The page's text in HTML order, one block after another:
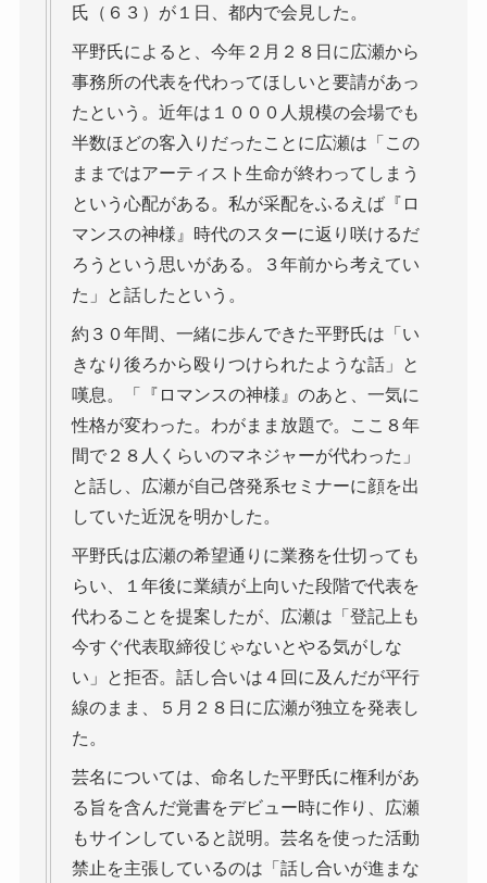
氏（６３）が１日、都内で会見した。
平野氏によると、今年２月２８日に広瀬から
事務所の代表を代わってほしいと要請があっ
たという。近年は１０００人規模の会場でも
半数ほどの客入りだったことに広瀬は「この
ままではアーティスト生命が終わってしまう
という心配がある。私が采配をふるえば『ロ
マンスの神様』時代のスターに返り咲けるだ
ろうという思いがある。３年前から考えてい
た」と話したという。
約３０年間、一緒に歩んできた平野氏は「い
きなり後ろから殴りつけられたような話」と
嘆息。「『ロマンスの神様』のあと、一気に
性格が変わった。わがまま放題で。ここ８年
間で２８人くらいのマネジャーが代わった」
と話し、広瀬が自己啓発系セミナーに顔を出
していた近況を明かした。
平野氏は広瀬の希望通りに業務を仕切っても
らい、１年後に業績が上向いた段階で代表を
代わることを提案したが、広瀬は「登記上も
今すぐ代表取締役じゃないとやる気がしな
い」と拒否。話し合いは４回に及んだが平行
線のまま、５月２８日に広瀬が独立を発表し
た。
芸名については、命名した平野氏に権利があ
る旨を含んだ覚書をデビュー時に作り、広瀬
もサインしていると説明。芸名を使った活動
禁止を主張しているのは「話し合いが進まな